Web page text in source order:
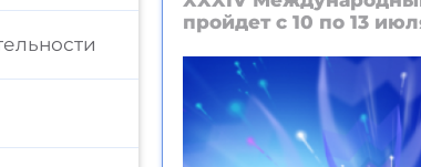
пройдет с 10 по 13